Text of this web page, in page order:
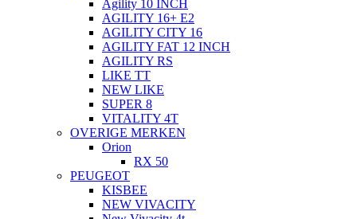
Agility 10 INCH
AGILITY 16+ E2
AGILITY CITY 16
AGILITY FAT 12 INCH
AGILITY RS
LIKE TT
NEW LIKE
SUPER 8
VITALITY 4T
OVERIGE MERKEN
Orion
RX 50
PEUGEOT
KISBEE
NEW VIVACITY